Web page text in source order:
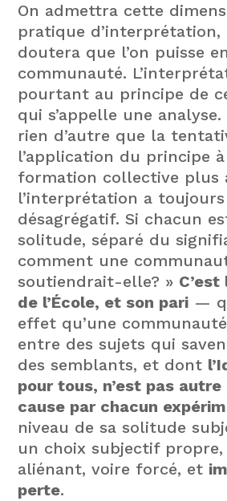
On admettra cette
pratique d’interprétation,
doutera que l’on puisse
communauté.
pourtant au principe de
qui s’appelle une analyse.
rien d’autre que la
l’application du principe
formation collective plus
l’interprétation a
désagrégatif. Si chacun
solitude, séparé du
comment une
soutiendrait-elle? »
de l’École, et son pari —
effet qu’une
entre des sujets qui
des semblants, et dont
pour tous, n’est pas autre
cause par chacun
niveau de sa solitude
un choix subjectif
aliénant, voire forcé, et
perte.